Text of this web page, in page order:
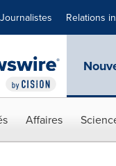
Journalistes Relations
Affaires